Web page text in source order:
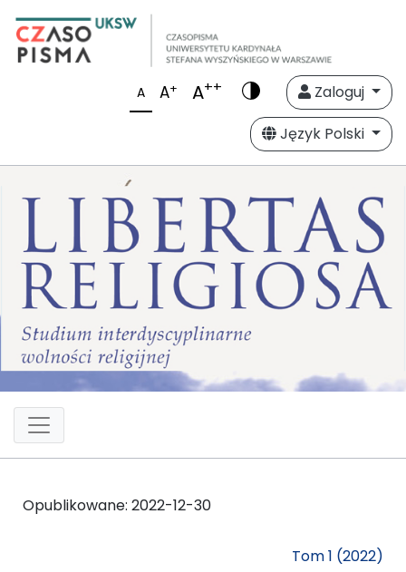
A A+ A++
Zaloguj
Język Polski
Opublikowane: 2022-12-30
Tom 1 (2022)